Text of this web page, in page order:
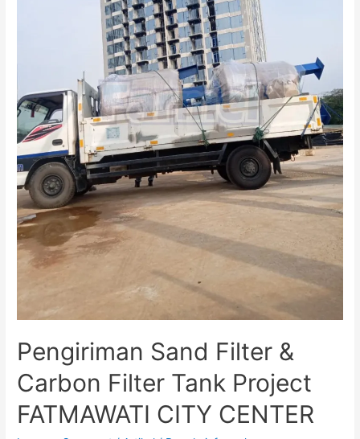
Pengiriman Sand Filter &
Carbon Filter Tank Project
FATMAWATI CITY CENTER